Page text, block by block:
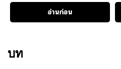
อ่านก่อน
บท